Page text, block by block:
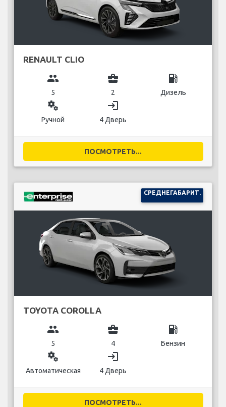
RENAULT CLIO
group
5
business_center
2
local_gas_station
Дизель
miscellaneous_services
Ручной
login
4 Дверь
ПОСМОТРЕТЬ...
СРЕДНЕГАБАРИТ.
TOYOTA COROLLA
group
5
business_center
4
local_gas_station
Бензин
miscellaneous_services
Автоматическая
login
4 Дверь
ПОСМОТРЕТЬ...